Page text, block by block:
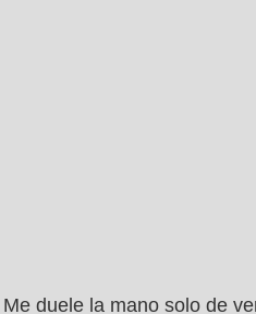
Me duele la mano solo de